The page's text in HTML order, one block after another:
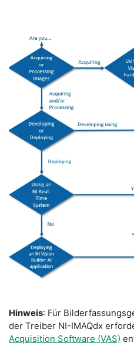
Hinweis: Für
der Treiber NI-IMAQdx
Acquisition Software (VAS)